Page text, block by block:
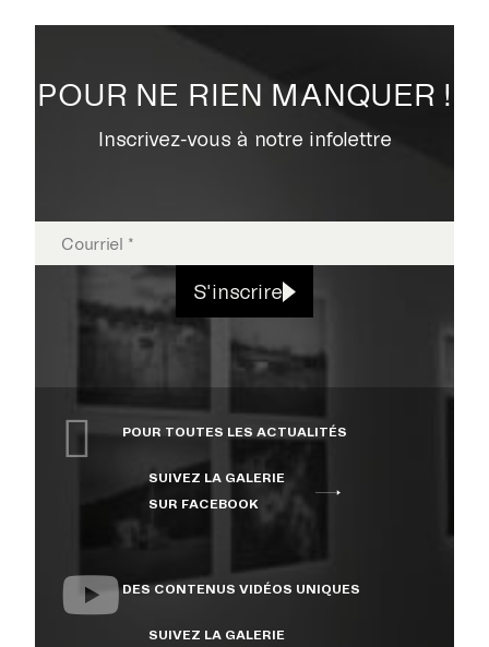
POUR NE RIEN MANQUER !
Inscrivez-vous à notre infolettre
S'inscrire
POUR TOUTES LES ACTUALITÉS
SUIVEZ LA GALERIE
SUR FACEBOOK
DES CONTENUS VIDÉOS UNIQUES
SUIVEZ LA GALERIE